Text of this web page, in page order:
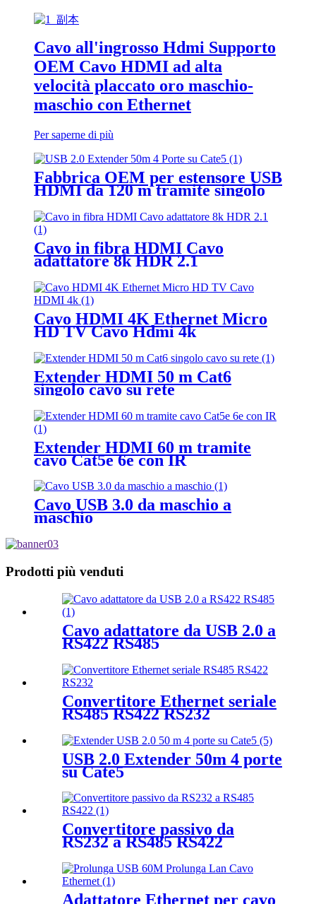
Cavo all'ingrosso Hdmi Supporto
OEM Cavo HDMI ad alta
velocità placcato oro maschio-
maschio con Ethernet
Per saperne di più
Fabbrica OEM per estensore USB
HDMI da 120 m tramite singolo
Cavo in fibra HDMI Cavo
adattatore 8k HDR 2.1
Cavo HDMI 4K Ethernet Micro
HD TV Cavo Hdmi 4k
Extender HDMI 50 m Cat6
singolo cavo su rete
Extender HDMI 60 m tramite
cavo Cat5e 6e con IR
Cavo USB 3.0 da maschio a
maschio
Prodotti più venduti
Cavo adattatore da USB 2.0 a
RS422 RS485
Convertitore Ethernet seriale
RS485 RS422 RS232
USB 2.0 Extender 50m 4 porte
su Cate5
Convertitore passivo da
RS232 a RS485 RS422
Adattatore Ethernet per cavo